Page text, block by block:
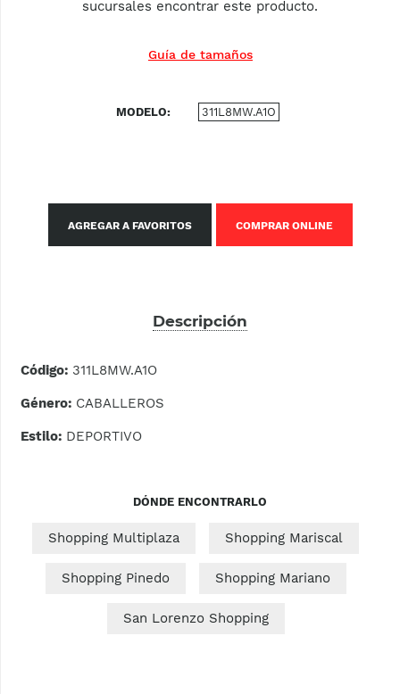
sucursales encontrar este producto.
Guía de tamaños
MODELO 311L8MW.A1O
AGREGAR A FAVORITOS COMPRAR ONLINE
Descripción
Código: 311L8MW.A1O
Género: CABALLEROS
Estilo: DEPORTIVO
DÓNDE ENCONTRARLO
Shopping Multiplaza Shopping Mariscal
Shopping Pinedo Shopping Mariano
San Lorenzo Shopping